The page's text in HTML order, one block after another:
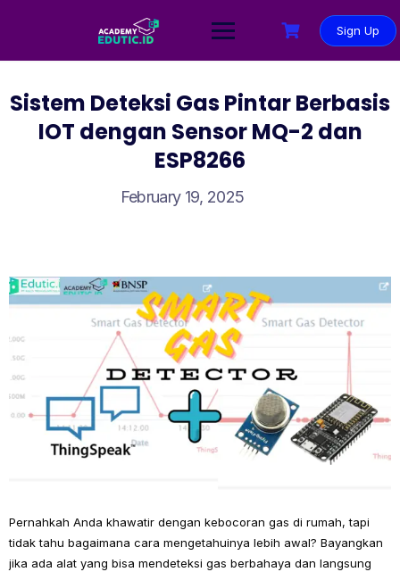
Sign Up
Sistem Deteksi Gas Pintar Berbasis
IOT dengan Sensor MQ-2 dan
ESP8266
February 19, 2025
Pernahkah Anda khawatir dengan kebocoran gas di rumah, tapi
tidak tahu bagaimana cara mengetahuinya lebih awal? Bayangkan
jika ada alat yang bisa mendeteksi gas berbahaya dan langsung